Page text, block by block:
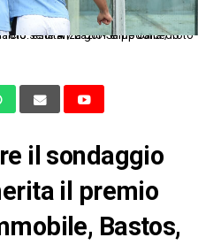
Sammarco/Image Sport nella foto: esultanza gol Felipe Caicedo
il sondaggio
il premio
Bastos,